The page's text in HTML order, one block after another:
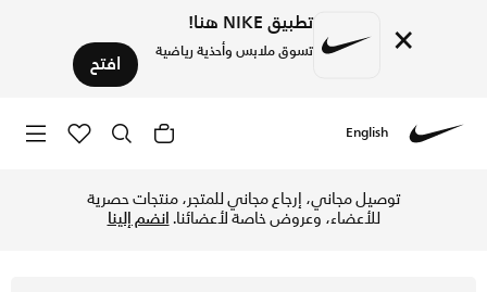
× تطبيق NIKE هنا!
تسوق ملابس وأحذية رياضية افتح
English
توصيل مجاني، إرجاع مجاني للمتجر، منتجات حصرية
للأعضاء، وعروض خاصة لأعضائنا.انضم إلينا